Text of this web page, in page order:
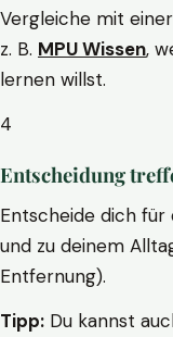
Vergleiche mit
z. B. MPU Wissen,
lernen willst.
4
Entscheidung
Entscheide dich für
und zu deinem
Entfernung).
Tipp: Du kannst